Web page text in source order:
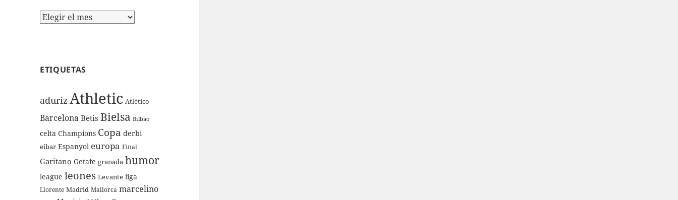
Archivos
ETIQUETAS
adurizAthletic Atlético
Barcelona Betis Bielsa Bilbao
celta Champions Copa derbi
eibar Espanyol europa Final
Garitano Getafe granada humor
league leones Levante liga
Llorente Madrid Mallorca marcelino